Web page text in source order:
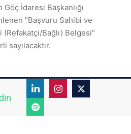
Göç İdaresi Başkanlığı
"Başvuru Sahibi ve
Bağlı) Belgesi"
sayılacaktır.